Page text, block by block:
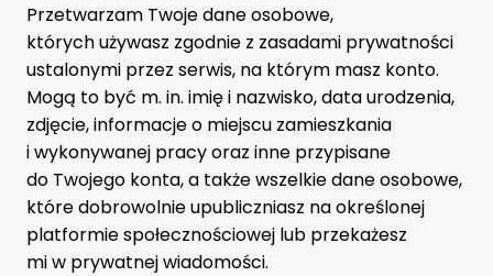
Przetwarzam Twoje dane osobowe,
których używasz zgodnie z zasadami prywatności
ustalonymi przez serwis, na którym masz konto.
Mogą to być m. in. imię i nazwisko, data urodzenia,
zdjęcie, informacje o miejscu zamieszkania
i wykonywanej pracy oraz inne przypisane
do Twojego konta, a także wszelkie dane osobowe,
które dobrowolnie upubliczniasz na określonej
platformie społecznościowej lub przekażesz
mi w prywatnej wiadomości.